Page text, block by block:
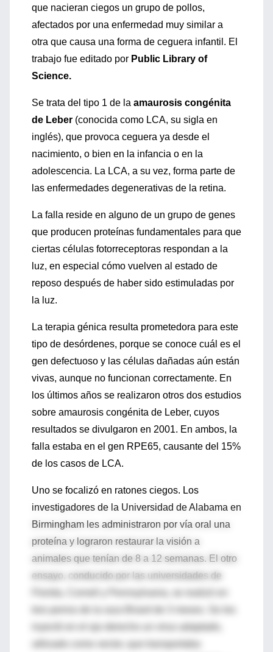
que nacieran ciegos un grupo de pollos,
afectados por una enfermedad muy similar a
otra que causa una forma de ceguera infantil. El
trabajo fue editado por Public Library of
Science.
Se trata del tipo 1 de la amaurosis congénita
de Leber (conocida como LCA, su sigla en
inglés), que provoca ceguera ya desde el
nacimiento, o bien en la infancia o en la
adolescencia. La LCA, a su vez, forma parte de
las enfermedades degenerativas de la retina.
La falla reside en alguno de un grupo de genes
que producen proteínas fundamentales para que
ciertas células fotorreceptoras respondan a la
luz, en especial cómo vuelven al estado de
reposo después de haber sido estimuladas por
la luz.
La terapia génica resulta prometedora para este
tipo de desórdenes, porque se conoce cuál es el
gen defectuoso y las células dañadas aún están
vivas, aunque no funcionan correctamente. En
los últimos años se realizaron otros dos estudios
sobre amaurosis congénita de Leber, cuyos
resultados se divulgaron en 2001. En ambos, la
falla estaba en el gen RPE65, causante del 15%
de los casos de LCA.
Uno se focalizó en ratones ciegos. Los
investigadores de la Universidad de Alabama en
Birmingham les administraron por vía oral una
proteína y lograron restaurar la visión a
animales que tenían de 8 a 12 semanas. El otro
ensayo, conducido por las universidades de
inyectó en el ojo derecho un virus adaptado,